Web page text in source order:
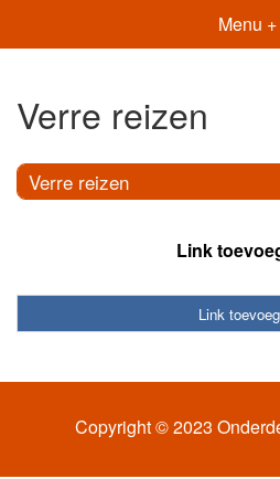
Menu +
Verre reizen
Verre reizen
Link
Link
Copyright © 2023